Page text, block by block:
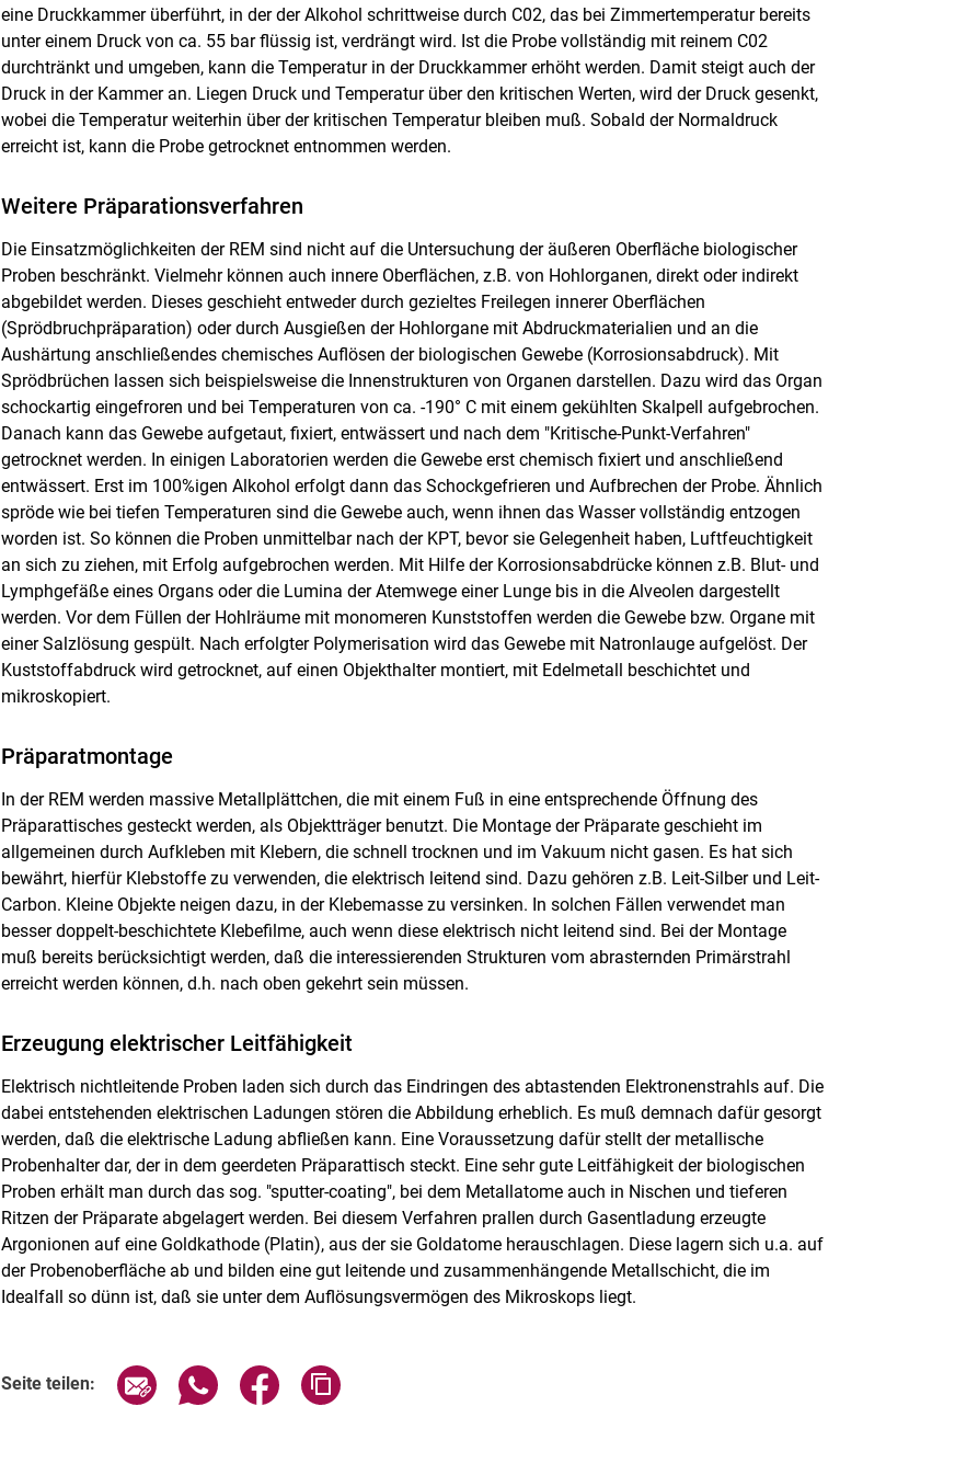
eine Druckkammer überführt, in der der Alkohol schrittweise durch C02, das bei Zimmertemperatur bereits
unter einem Druck von ca. 55 bar flüssig ist, verdrängt wird. Ist die Probe vollständig mit reinem C02
durchtränkt und umgeben, kann die Temperatur in der Druckkammer erhöht werden. Damit steigt auch der
Druck in der Kammer an. Liegen Druck und Temperatur über den kritischen Werten, wird der Druck gesenkt,
wobei die Temperatur weiterhin über der kritischen Temperatur bleiben muß. Sobald der Normaldruck
erreicht ist, kann die Probe getrocknet entnommen werden.
Weitere Präparationsverfahren
Die Einsatzmöglichkeiten der REM sind nicht auf die Untersuchung der äußeren Oberfläche biologischer
Proben beschränkt. Vielmehr können auch innere Oberflächen, z.B. von Hohlorganen, direkt oder indirekt
abgebildet werden. Dieses geschieht entweder durch gezieltes Freilegen innerer Oberflächen
(Sprödbruchpräparation) oder durch Ausgießen der Hohlorgane mit Abdruckmaterialien und an die
Aushärtung anschließendes chemisches Auflösen der biologischen Gewebe (Korrosionsabdruck). Mit
Sprödbrüchen lassen sich beispielsweise die Innenstrukturen von Organen darstellen. Dazu wird das Organ
schockartig eingefroren und bei Temperaturen von ca. -190° C mit einem gekühlten Skalpell aufgebrochen.
Danach kann das Gewebe aufgetaut, fixiert, entwässert und nach dem "Kritische-Punkt-Verfahren"
getrocknet werden. In einigen Laboratorien werden die Gewebe erst chemisch fixiert und anschließend
entwässert. Erst im 100%igen Alkohol erfolgt dann das Schockgefrieren und Aufbrechen der Probe. Ähnlich
spröde wie bei tiefen Temperaturen sind die Gewebe auch, wenn ihnen das Wasser vollständig entzogen
worden ist. So können die Proben unmittelbar nach der KPT, bevor sie Gelegenheit haben, Luftfeuchtigkeit
an sich zu ziehen, mit Erfolg aufgebrochen werden. Mit Hilfe der Korrosionsabdrücke können z.B. Blut- und
Lymphgefäße eines Organs oder die Lumina der Atemwege einer Lunge bis in die Alveolen dargestellt
werden. Vor dem Füllen der Hohlräume mit monomeren Kunststoffen werden die Gewebe bzw. Organe mit
einer Salzlösung gespült. Nach erfolgter Polymerisation wird das Gewebe mit Natronlauge aufgelöst. Der
Kuststoffabdruck wird getrocknet, auf einen Objekthalter montiert, mit Edelmetall beschichtet und
mikroskopiert.
Präparatmontage
In der REM werden massive Metallplättchen, die mit einem Fuß in eine entsprechende Öffnung des
Präparattisches gesteckt werden, als Objektträger benutzt. Die Montage der Präparate geschieht im
allgemeinen durch Aufkleben mit Klebern, die schnell trocknen und im Vakuum nicht gasen. Es hat sich
bewährt, hierfür Klebstoffe zu verwenden, die elektrisch leitend sind. Dazu gehören z.B. Leit-Silber und Leit-
Carbon. Kleine Objekte neigen dazu, in der Klebemasse zu versinken. In solchen Fällen verwendet man
besser doppelt-beschichtete Klebefilme, auch wenn diese elektrisch nicht leitend sind. Bei der Montage
muß bereits berücksichtigt werden, daß die interessierenden Strukturen vom abrasternden Primärstrahl
erreicht werden können, d.h. nach oben gekehrt sein müssen.
Erzeugung elektrischer Leitfähigkeit
Elektrisch nichtleitende Proben laden sich durch das Eindringen des abtastenden Elektronenstrahls auf. Die
dabei entstehenden elektrischen Ladungen stören die Abbildung erheblich. Es muß demnach dafür gesorgt
werden, daß die elektrische Ladung abfließen kann. Eine Voraussetzung dafür stellt der metallische
Probenhalter dar, der in dem geerdeten Präparattisch steckt. Eine sehr gute Leitfähigkeit der biologischen
Proben erhält man durch das sog. "sputter-coating", bei dem Metallatome auch in Nischen und tieferen
Ritzen der Präparate abgelagert werden. Bei diesem Verfahren prallen durch Gasentladung erzeugte
Argonionen auf eine Goldkathode (Platin), aus der sie Goldatome herauschlagen. Diese lagern sich u.a. auf
der Probenoberfläche ab und bilden eine gut leitende und zusammenhängende Metallschicht, die im
Idealfall so dünn ist, daß sie unter dem Auflösungsvermögen des Mikroskops liegt.
Seite teilen: Seite über E-Mail teilen
Seite über WhatsApp teilen (externer Link, öffnet neues Fenster)
Seite über Facebook teilen (externer Link, öffnet neues Fenster)